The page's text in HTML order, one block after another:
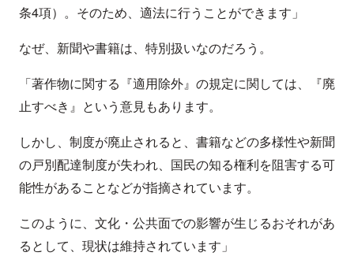
条4項）。そのため、適法に行うことができます」
なぜ、新聞や書籍は、特別扱いなのだろう。
「著作物に関する『適用除外』の規定に関しては、『廃
止すべき』という意見もあります。
しかし、制度が廃止されると、書籍などの多様性や新聞
の戸別配達制度が失われ、国民の知る権利を阻害する可
能性があることなどが指摘されています。
このように、文化・公共面での影響が生じるおそれがあ
るとして、現状は維持されています」